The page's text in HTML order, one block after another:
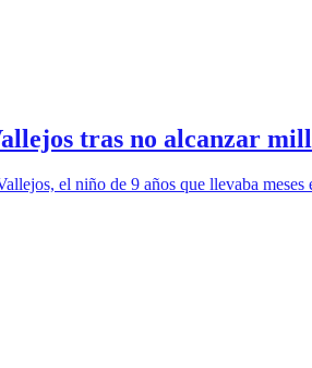
tras no alcanzar
el niño de 9 años que llevaba